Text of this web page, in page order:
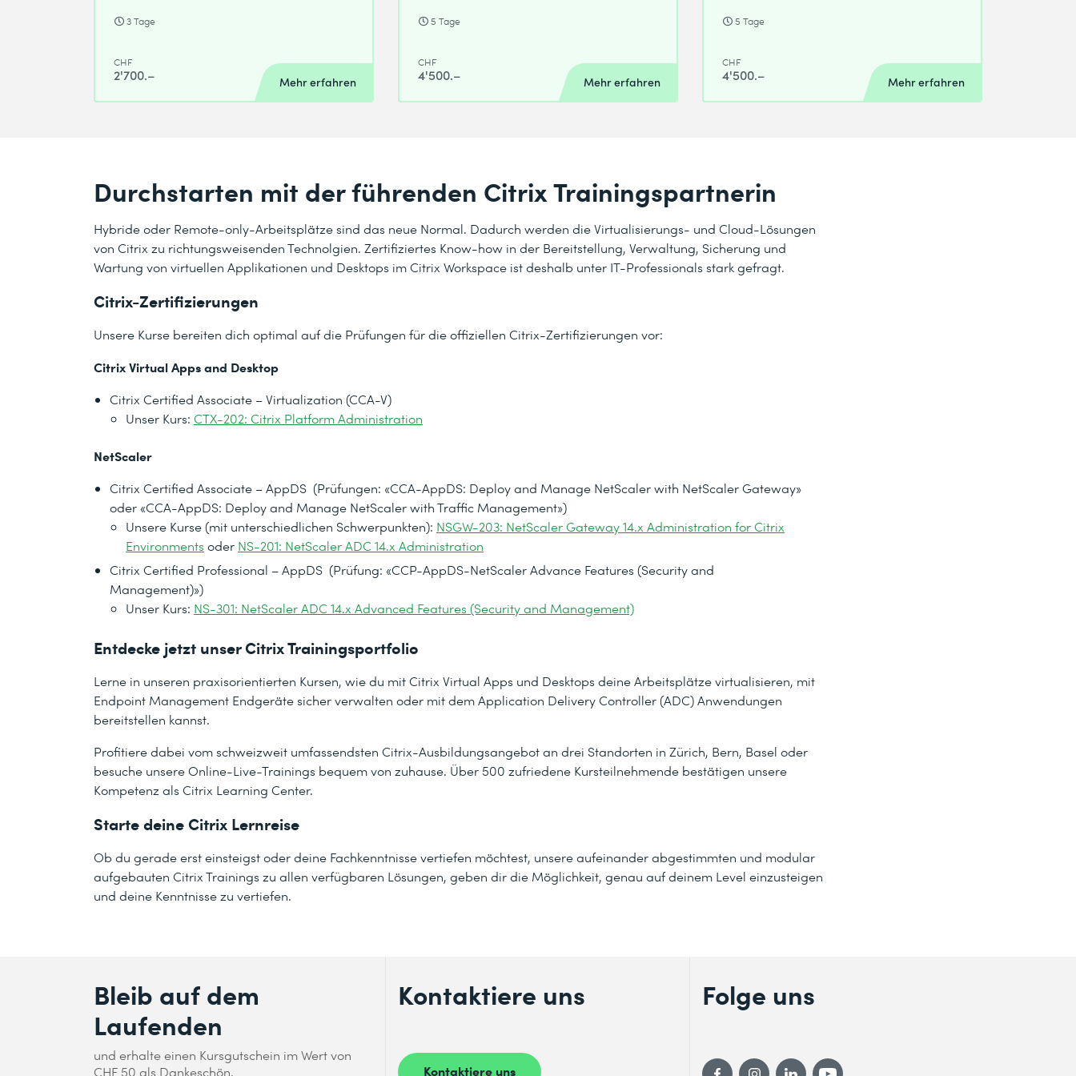
3 Tage
CHF
2'700.– Mehr erfahren
5 Tage
CHF
4'500.– Mehr erfahren
5 Tage
CHF
4'500.– Mehr erfahren
Durchstarten mit der führenden Citrix Trainingspartnerin
Hybride oder Remote-only-Arbeitsplätze sind das neue Normal. Dadurch werden die Virtualisierungs- und Cloud-Lösungen
von Citrix zu richtungsweisenden Technolgien. Zertifiziertes Know-how in der Bereitstellung, Verwaltung, Sicherung und
Wartung von virtuellen Applikationen und Desktops im Citrix Workspace ist deshalb unter IT-Professionals stark gefragt.
Citrix-Zertifizierungen
Unsere Kurse bereiten dich optimal auf die Prüfungen für die offiziellen Citrix-Zertifizierungen vor:
Citrix Virtual Apps and Desktop
Citrix Certified Associate – Virtualization (CCA-V)
Unser Kurs: CTX-202: Citrix Platform Administration
NetScaler
Citrix Certified Associate – AppDS (Prüfungen: «CCA-AppDS: Deploy and Manage NetScaler with NetScaler Gateway»
oder «CCA-AppDS: Deploy and Manage NetScaler with Traffic Management»)
Unsere Kurse (mit unterschiedlichen Schwerpunkten): NSGW-203: NetScaler Gateway 14.x Administration for Citrix
Environments oder NS-201: NetScaler ADC 14.x Administration
Citrix Certified Professional – AppDS (Prüfung: «CCP-AppDS-NetScaler Advance Features (Security and
Management)»)
Unser Kurs: NS-301: NetScaler ADC 14.x Advanced Features (Security and Management)
Entdecke jetzt unser Citrix Trainingsportfolio
Lerne in unseren praxisorientierten Kursen, wie du mit Citrix Virtual Apps und Desktops deine Arbeitsplätze virtualisieren, mit
Endpoint Management Endgeräte sicher verwalten oder mit dem Application Delivery Controller (ADC) Anwendungen
bereitstellen kannst.
Profitiere dabei vom schweizweit umfassendsten Citrix-Ausbildungsangebot an drei Standorten in Zürich, Bern, Basel oder
besuche unsere Online-Live-Trainings bequem von zuhause. Über 500 zufriedene Kursteilnehmende bestätigen unsere
Kompetenz als Citrix Learning Center.
Starte deine Citrix Lernreise
Ob du gerade erst einsteigst oder deine Fachkenntnisse vertiefen möchtest, unsere aufeinander abgestimmten und modular
aufgebauten Citrix Trainings zu allen verfügbaren Lösungen, geben dir die Möglichkeit, genau auf deinem Level einzusteigen
und deine Kenntnisse zu vertiefen.
Bleib auf dem
Laufenden
und erhalte einen Kursgutschein im Wert von
CHF 50 als Dankeschön.
Kontaktiere uns
Kontaktiere uns
Folge uns